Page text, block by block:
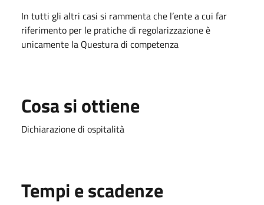
In tutti gli altri casi si rammenta che l’ente a cui far
riferimento per le pratiche di regolarizzazione è
unicamente la Questura di competenza
Cosa si ottiene
Dichiarazione di ospitalità
Tempi e scadenze